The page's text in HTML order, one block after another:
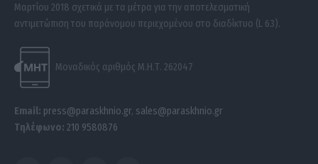
Μαρτίου 2018 σχετικά με τα μέτρα για την αποτελεσματική
αντιμετώπιση του παράνομου περιεχομένου στο διαδίκτυο (L 63).
Μοναδικός αριθμός Μ.Η.Τ. 262047
Email: press@paraskhnio.gr, sales@paraskhnio.gr
Τηλέφωνο: 210 9580876